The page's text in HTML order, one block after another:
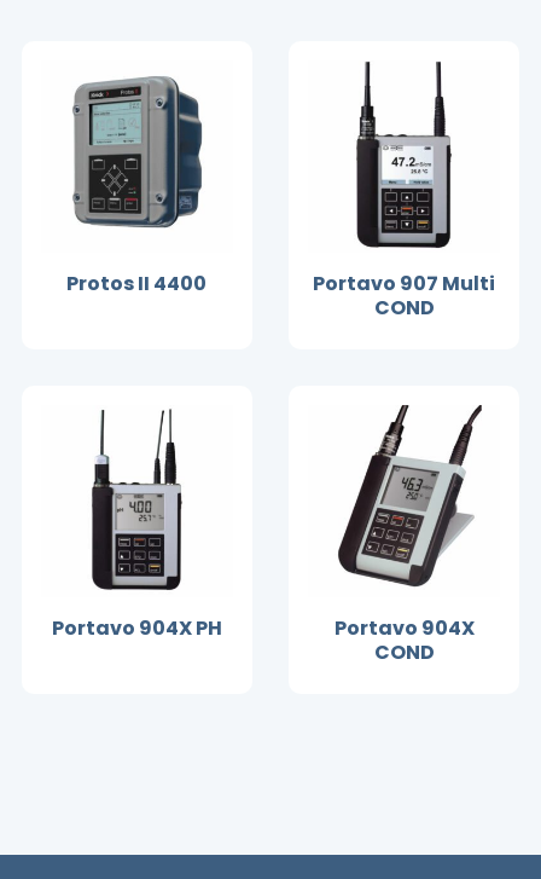
Protos II 4400
Portavo 907 Multi
COND
Portavo 904X PH
Portavo 904X
COND